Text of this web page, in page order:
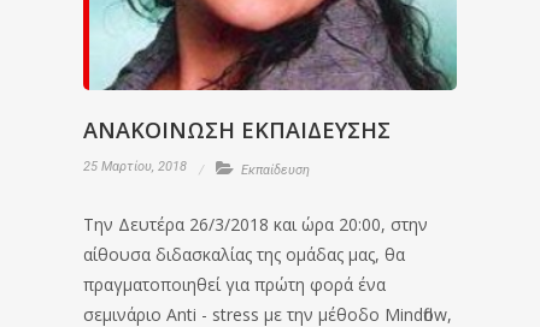
ΑΝΑΚΟΙΝΩΣΗ ΕΚΠΑΙΔΕΥΣΗΣ
25 Μαρτίου, 2018 Εκπαίδευση
Την Δευτέρα 26/3/2018 και ώρα 20:00, στην
αίθουσα διδασκαλίας της ομάδας μας, θα
πραγματοποιηθεί για πρώτη φορά ένα
σεμινάριο Anti - stress με την μέθοδο Mindflow,